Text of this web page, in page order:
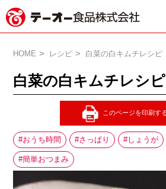
ー食品株式会社
HOME レシピ 白菜の白キムチレシピ
白菜の白キムチレシピ
おうち時間 さっぱり しょうが
簡単おつまみ